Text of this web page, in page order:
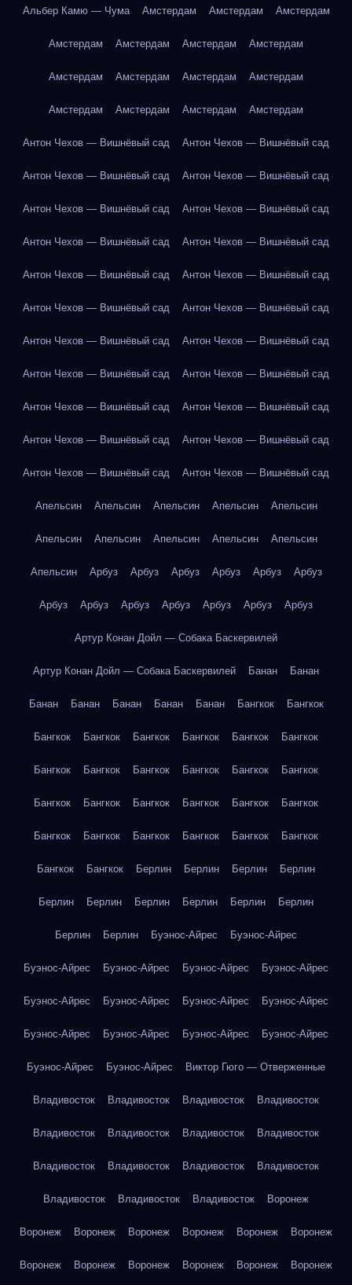
Альбер Камю — Чума Амстердам Амстердам Амстердам
Амстердам Амстердам Амстердам Амстердам
Амстердам Амстердам Амстердам Амстердам
Амстердам Амстердам Амстердам Амстердам
Антон Чехов — Вишнёвый сад Антон Чехов — Вишнёвый сад
Антон Чехов — Вишнёвый сад Антон Чехов — Вишнёвый сад
Антон Чехов — Вишнёвый сад Антон Чехов — Вишнёвый сад
Антон Чехов — Вишнёвый сад Антон Чехов — Вишнёвый сад
Антон Чехов — Вишнёвый сад Антон Чехов — Вишнёвый сад
Антон Чехов — Вишнёвый сад Антон Чехов — Вишнёвый сад
Антон Чехов — Вишнёвый сад Антон Чехов — Вишнёвый сад
Антон Чехов — Вишнёвый сад Антон Чехов — Вишнёвый сад
Антон Чехов — Вишнёвый сад Антон Чехов — Вишнёвый сад
Антон Чехов — Вишнёвый сад Антон Чехов — Вишнёвый сад
Антон Чехов — Вишнёвый сад Антон Чехов — Вишнёвый сад
Апельсин Апельсин Апельсин Апельсин Апельсин
Апельсин Апельсин Апельсин Апельсин Апельсин
Апельсин Арбуз Арбуз Арбуз Арбуз Арбуз Арбуз
Арбуз Арбуз Арбуз Арбуз Арбуз Арбуз Арбуз
Артур Конан Дойл — Собака Баскервилей
Артур Конан Дойл — Собака Баскервилей Банан Банан
Банан Банан Банан Банан Банан Бангкок Бангкок
Бангкок Бангкок Бангкок Бангкок Бангкок Бангкок
Бангкок Бангкок Бангкок Бангкок Бангкок Бангкок
Бангкок Бангкок Бангкок Бангкок Бангкок Бангкок
Бангкок Бангкок Бангкок Бангкок Бангкок Бангкок
Бангкок Бангкок Берлин Берлин Берлин Берлин
Берлин Берлин Берлин Берлин Берлин Берлин
Берлин Берлин Буэнос-Айрес Буэнос-Айрес
Буэнос-Айрес Буэнос-Айрес Буэнос-Айрес Буэнос-Айрес
Буэнос-Айрес Буэнос-Айрес Буэнос-Айрес Буэнос-Айрес
Буэнос-Айрес Буэнос-Айрес Буэнос-Айрес Буэнос-Айрес
Буэнос-Айрес Буэнос-Айрес Виктор Гюго — Отверженные
Владивосток Владивосток Владивосток Владивосток
Владивосток Владивосток Владивосток Владивосток
Владивосток Владивосток Владивосток Владивосток
Владивосток Владивосток Владивосток Воронеж
Воронеж Воронеж Воронеж Воронеж Воронеж Воронеж
Воронеж Воронеж Воронеж Воронеж Воронеж Воронеж